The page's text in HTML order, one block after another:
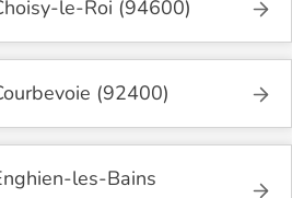
le-Roi (94600)
(92400)
les-Bains